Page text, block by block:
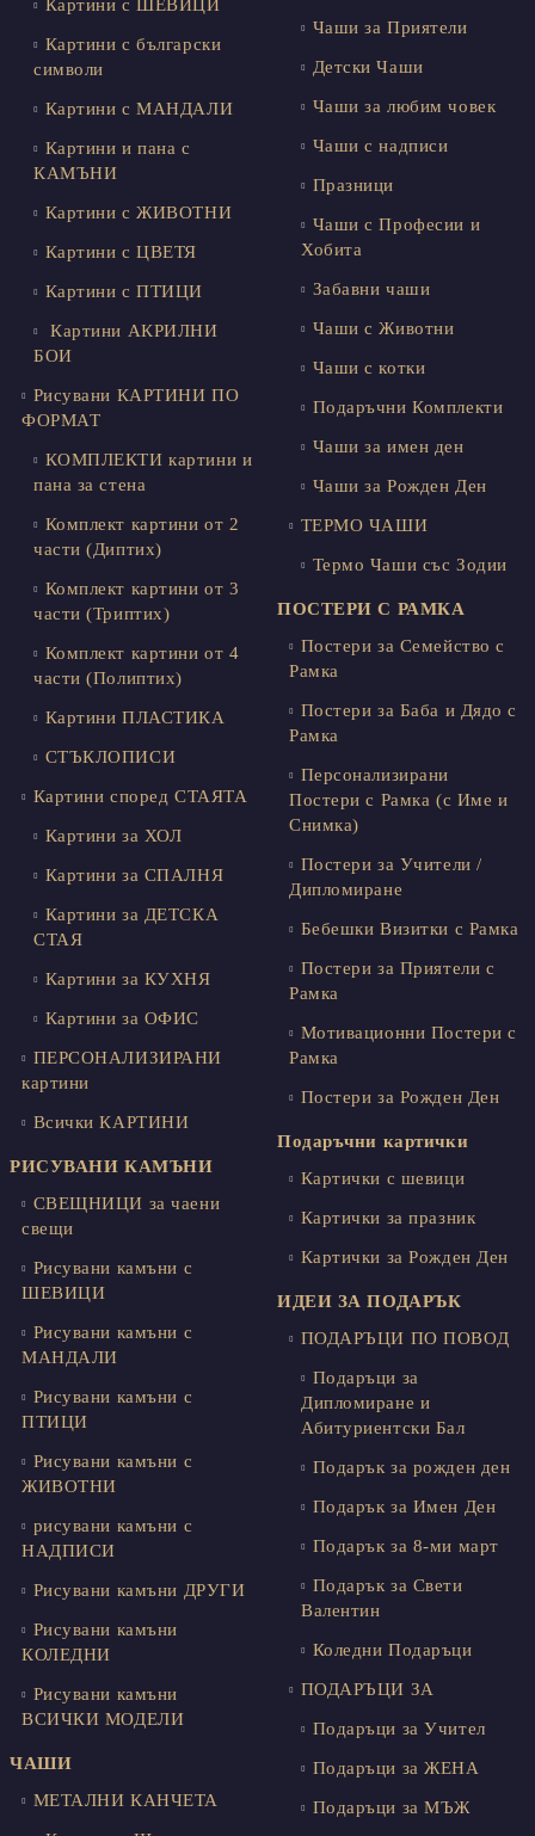
Картини с ШЕВИЦИ
Картини с български
символи
Картини с МАНДАЛИ
Картини и пана с
КАМЪНИ
Картини с ЖИВОТНИ
Картини с ЦВЕТЯ
Картини с ПТИЦИ
Картини АКРИЛНИ
БОИ
Рисувани КАРТИНИ ПО
ФОРМАТ
КОМПЛЕКТИ картини и
пана за стена
Комплект картини от 2
части (Диптих)
Комплект картини от 3
части (Триптих)
Комплект картини от 4
части (Полиптих)
Картини ПЛАСТИКА
СТЪКЛОПИСИ
Картини според СТАЯТА
Картини за ХОЛ
Картини за СПАЛНЯ
Картини за ДЕТСКА
СТАЯ
Картини за КУХНЯ
Картини за ОФИС
ПЕРСОНАЛИЗИРАНИ
картини
Всички КАРТИНИ
РИСУВАНИ КАМЪНИ
СВЕЩНИЦИ за чаени
свещи
Рисувани камъни с
ШЕВИЦИ
Рисувани камъни с
МАНДАЛИ
Рисувани камъни с
ПТИЦИ
Рисувани камъни с
ЖИВОТНИ
рисувани камъни с
НАДПИСИ
Рисувани камъни ДРУГИ
Рисувани камъни
КОЛЕДНИ
Рисувани камъни
ВСИЧКИ МОДЕЛИ
ЧАШИ
МЕТАЛНИ КАНЧЕТА
Чаши за Приятели
Детски Чаши
Чаши за любим човек
Чаши с надписи
Празници
Чаши с Професии и
Хобита
Забавни чаши
Чаши с Животни
Чаши с котки
Подаръчни Комплекти
Чаши за имен ден
Чаши за Рожден Ден
ТЕРМО ЧАШИ
Термо Чаши със Зодии
ПОСТЕРИ С РАМКА
Постери за Семейство с
Рамка
Постери за Баба и Дядо с
Рамка
Персонализирани
Постери с Рамка (с Име и
Снимка)
Постери за Учители /
Дипломиране
Бебешки Визитки с Рамка
Постери за Приятели с
Рамка
Мотивационни Постери с
Рамка
Постери за Рожден Ден
Подаръчни картички
Картички с шевици
Картички за празник
Картички за Рожден Ден
ИДЕИ ЗА ПОДАРЪК
ПОДАРЪЦИ ПО ПОВОД
Подаръци за
Дипломиране и
Абитуриентски Бал
Подарък за рожден ден
Подарък за Имен Ден
Подарък за 8-ми март
Подарък за Свети
Валентин
Коледни Подаръци
ПОДАРЪЦИ ЗА
Подаръци за Учител
Подаръци за ЖЕНА
Подаръци за МЪЖ